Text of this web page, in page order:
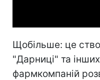
Щобільше: це
"Дарниці" та
фармкомпаній